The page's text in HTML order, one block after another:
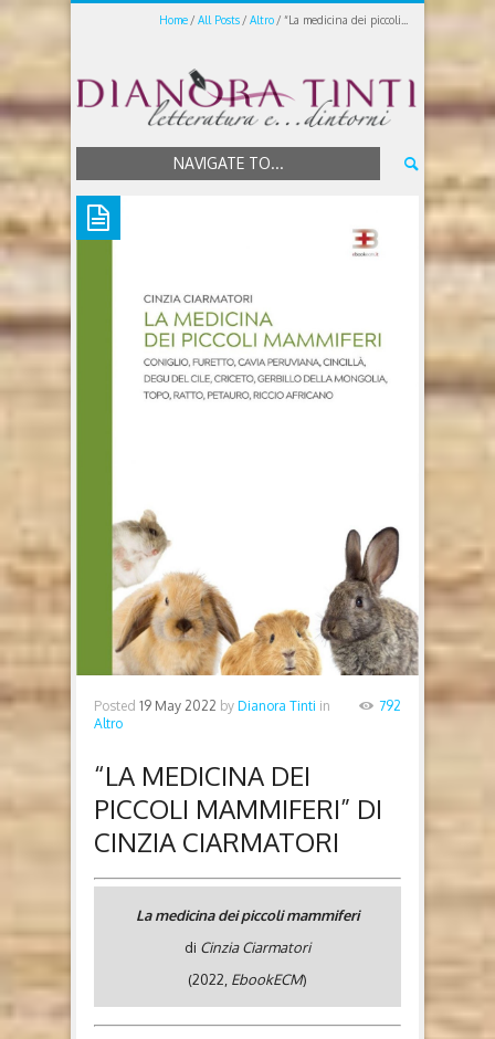
Home All Posts Altro “La medicina dei piccoli...
NAVIGATE TO...
Posted 19 May 2022 by Dianora Tinti in
Altro
792
“LA MEDICINA DEI
PICCOLI MAMMIFERI” DI
CINZIA CIARMATORI
La medicina dei piccoli mammiferi
di Cinzia Ciarmatori
(2022, EbookECM)